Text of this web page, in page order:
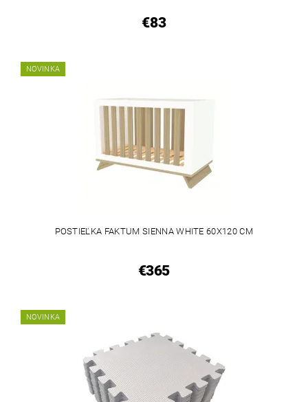
€83
NOVINKA
POSTIEĽKA FAKTUM SIENNA WHITE 60X120 CM
€365
NOVINKA